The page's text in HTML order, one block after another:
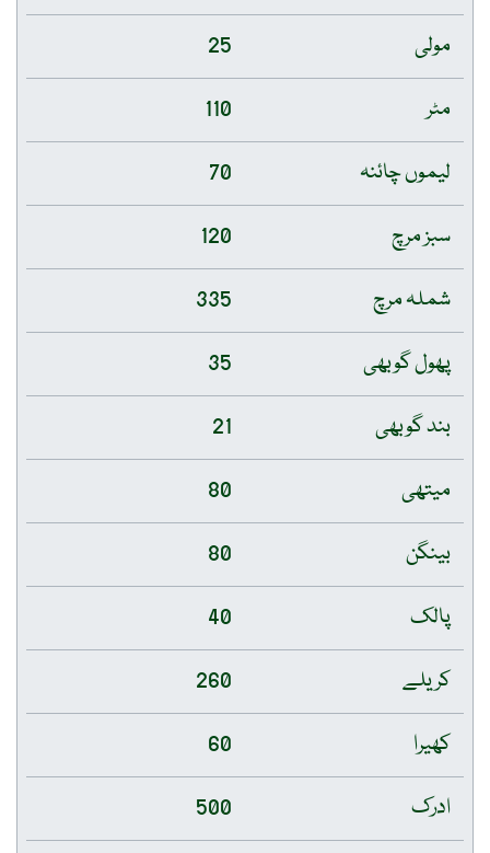
مولی
25
مٹر
110
لیموں چائنہ
70
سبز مرچ
120
شملہ مرچ
335
پھول گوبھی
35
بند گوبھی
21
میتھی
80
بینگن
80
پالک
40
کریلے
260
کھیرا
60
ادرک
500